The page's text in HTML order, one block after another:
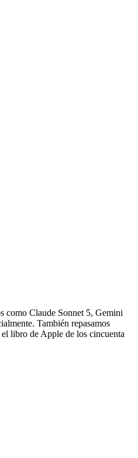
como Claude Sonnet 5, Gemini
También repasamos
libro de Apple de los cincuenta